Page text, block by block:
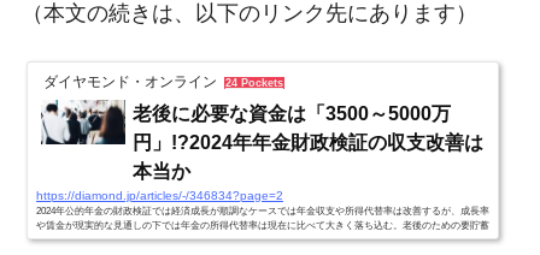
（本文の続きは、以下のリンク先にあります）
ダイヤモンド・オンライン 24 Pockets
老後に必要な資金は「3500～5000万
円」!?2024年年金財政検証の収支改善は
本当か
https://diamond.jp/articles/-/346834?page=2
2024年公的年金の財政検証では経済成長が順調なケースでは年金収支や所得代替率は改善するが、成長率
や賃金が現実的な見通しの下では年金の所得代替率は現在に比べて大きく落ち込む。老後のための要貯蓄
額は3500万円程度、場合によっては5000万円になり、対策を早急に考える必要がある。